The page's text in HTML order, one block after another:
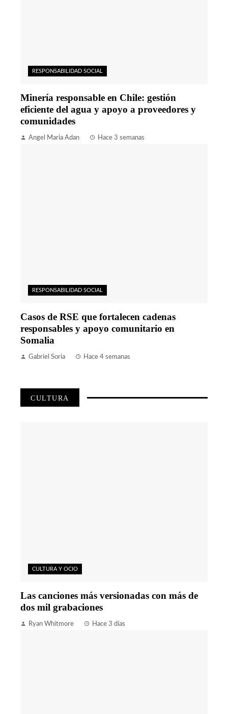
RESPONSABILIDAD SOCIAL
Minería responsable en Chile: gestión
eficiente del agua y apoyo a proveedores y
comunidades
Angel Maria Adan Hace 3 semanas
RESPONSABILIDAD SOCIAL
Casos de RSE que fortalecen cadenas
responsables y apoyo comunitario en
Somalia
Gabriel Soria Hace 4 semanas
CULTURA
CULTURA Y OCIO
Las canciones más versionadas con más de
dos mil grabaciones
Ryan Whitmore Hace 3 días